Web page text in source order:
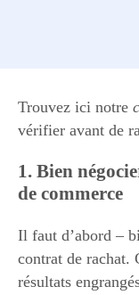
Trouvez ici notre
vérifier avant de
1. Bien
de commerce
Il faut d’abord –
contrat de rachat.
résultats